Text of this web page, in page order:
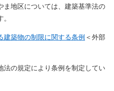
ま地区については、建築基準法の
築物の制限に関する条例 ＜外部
法の規定により条例を制定してい